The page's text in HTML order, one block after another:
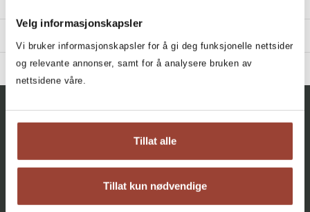
Velg informasjonskapsler
Vi bruker informasjonskapsler for å gi deg funksjonelle nettsider
og relevante annonser, samt for å analysere bruken av
nettsidene våre.
Tillat alle
Tillat kun nødvendige
Filter
If I Were Agnes
«Nikoline Riis Lindahl (30) brakdebuterer som
romanforfatter med et sårt og sterkt portrett av en
«Lindahls tette sammenveving av form og innhold vitner om
en stor litterær bevissthet.»
Joakim Tjøstheim, Dagbladet
Hvis jeg var Agnes
BIBLIOGRAPHY